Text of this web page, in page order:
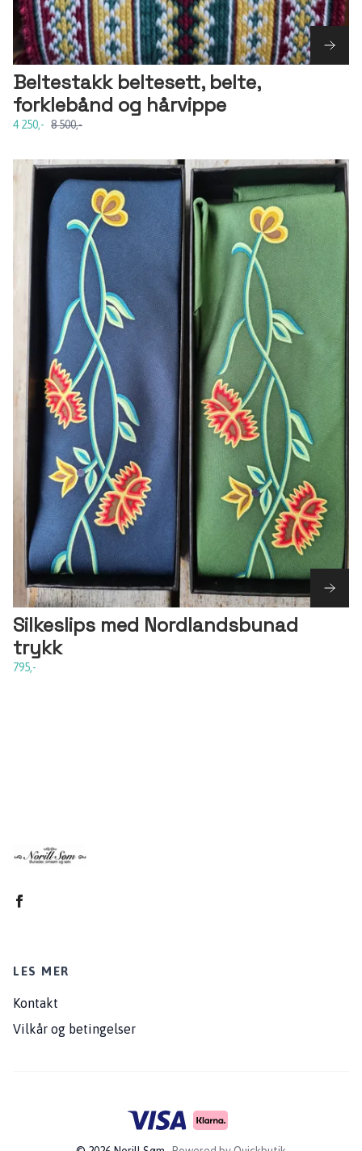
Beltestakk beltesett, belte,
forklebånd og hårvippe
4 250,- 8 500,-
Silkeslips med Nordlandsbunad
trykk
795,-
LES MER
Kontakt
Vilkår og betingelser